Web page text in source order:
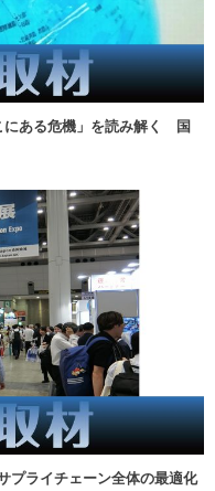
にある危機」を読み解く 国
プライチェーン全体の最適化